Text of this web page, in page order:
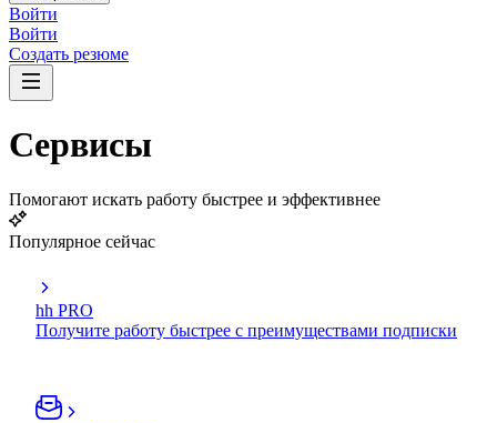
Войти
Войти
Создать резюме
Сервисы
Помогают искать работу быстрее и эффективнее
Популярное сейчас
hh PRO
Получите работу быстрее с преимуществами подписки